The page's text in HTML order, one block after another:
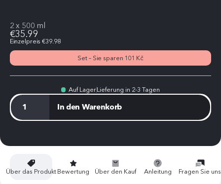
2 x 500 ml
€35.99
Einzelpreis €39.98
Set – Sie sparen 101 Kč
Auf LagerLieferung in 2-3 Tagen
In den Warenkorb
Über das ProduktBewertung Über den Kauf Anleitung Fragen Sie uns